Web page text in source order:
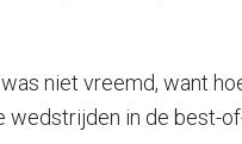
niet vreemd, want
in de best-